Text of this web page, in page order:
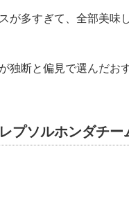
が多すぎて、全部美味
独断と偏見で選んだお
プソルホンダチ